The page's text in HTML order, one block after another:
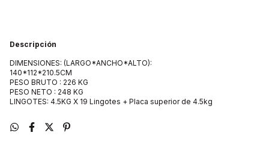
Descripción
DIMENSIONES: (LARGO*ANCHO*ALTO):
140*112*210.5CM
PESO BRUTO : 226 KG
PESO NETO : 248 KG
LINGOTES: 4.5KG X 19 Lingotes + Placa superior de 4.5kg